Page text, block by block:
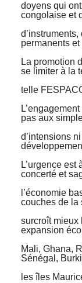
doyens qui
congolaise et
permanents
La promotion
se limiter à la
telle
pas aux
d’intensions
L’urgence est
concerté et
l’économie
couches de la
surcroît mieux
expansion
Mali, Ghana,
Sénégal,
les îles